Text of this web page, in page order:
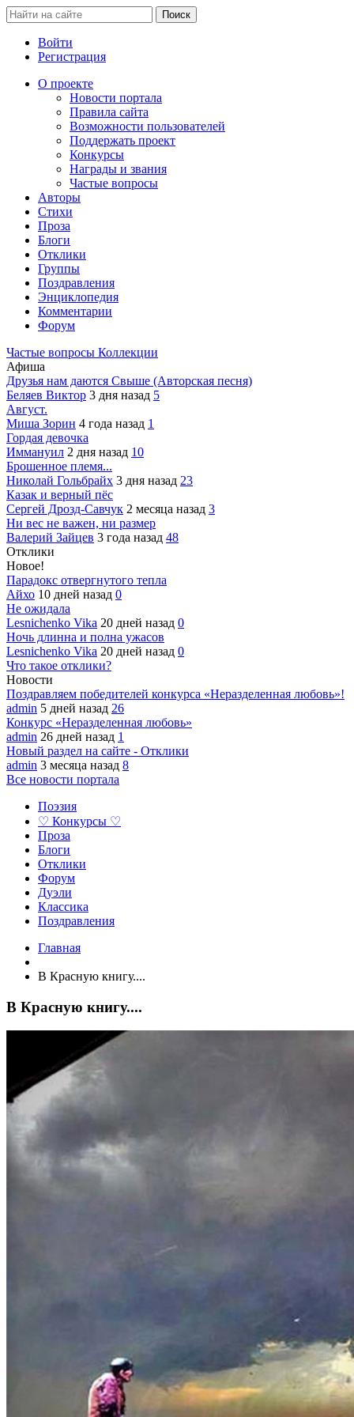
Войти
Регистрация
О проекте
Новости портала
Правила сайта
Возможности пользователей
Поддержать проект
Конкурсы
Награды и звания
Частые вопросы
Авторы
Стихи
Проза
Блоги
Отклики
Группы
Поздравления
Энциклопедия
Комментарии
Форум
Частые вопросы Коллекции
Афиша
Друзья нам даются Свыше (Авторская песня)
Беляев Виктор 3 дня назад 5
Август.
Миша Зорин 4 года назад 1
Гордая девочка
Иммануил 2 дня назад 10
Брошенное племя...
Николай Гольбрайх 3 дня назад 23
Казак и верный пёс
Сергей Дрозд-Савчук 2 месяца назад 3
Ни вес не важен, ни размер
Валерий Зайцев 3 года назад 48
Отклики
Новое!
Парадокс отвергнутого тепла
Айхо 10 дней назад 0
Не ожидала
Lesnichenko Vika 20 дней назад 0
Ночь длинна и полна ужасов
Lesnichenko Vika 20 дней назад 0
Что такое отклики?
Новости
Поздравляем победителей конкурса «Неразделенная любовь»!
admin 5 дней назад 26
Конкурс «Неразделенная любовь»
admin 26 дней назад 1
Новый раздел на сайте - Отклики
admin 3 месяца назад 8
Все новости портала
Поэзия
♡ Конкурсы ♡
Проза
Блоги
Отклики
Форум
Дуэли
Классика
Поздравления
Главная
В Красную книгу....
В Красную книгу....